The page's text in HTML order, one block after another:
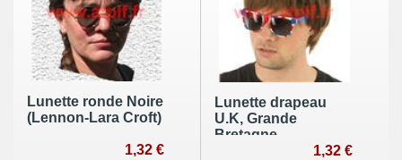
Lunette ronde Noire
(Lennon-Lara Croft)
1,32 €
Lunette drapeau
U.K, Grande
Bretagne
1,32 €